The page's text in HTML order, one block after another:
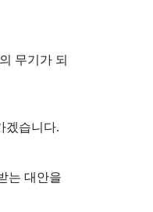
무기가 되
겠습니다.
는 대안을